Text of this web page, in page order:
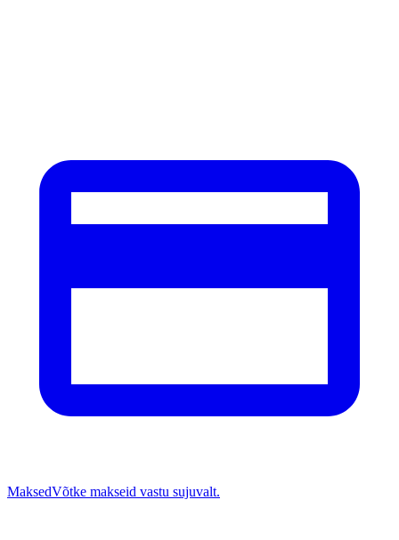
MaksedVõtke makseid vastu sujuvalt.